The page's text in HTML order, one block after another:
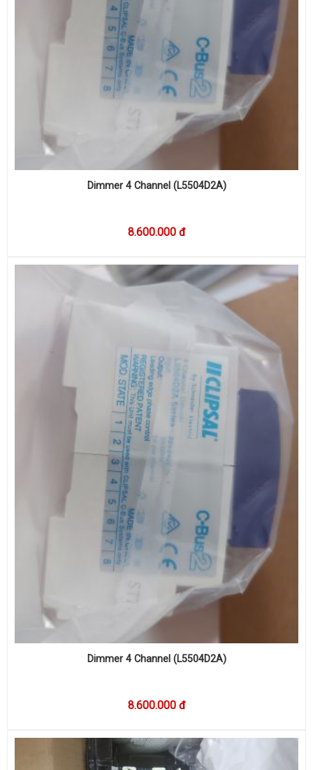
Dimmer 4 Channel (L5504D2A)
8.600.000 đ
Dimmer 4 Channel (L5504D2A)
8.600.000 đ